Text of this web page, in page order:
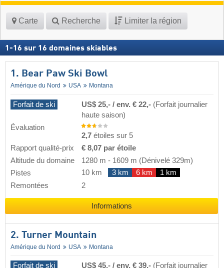
Carte Recherche Limiter la région
1 -16 sur 16 domaines skiables
1. Bear Paw Ski Bowl
Amérique du Nord USA Montana
Forfait de ski US$ 25,- / env. € 22,- (Forfait journalier
haute saison)
Évaluation
2,7 étoiles sur 5
Rapport qualité-prix
€ 8,07 par étoile
Altitude du domaine
1280 m - 1609 m (Dénivelé 329m)
Pistes
10 km 3 km 6 km
1 km
Remontées
2
Informations
2. Turner Mountain
Amérique du Nord USA Montana
Forfait de ski US$ 45,- / env. € 39,- (Forfait journalier